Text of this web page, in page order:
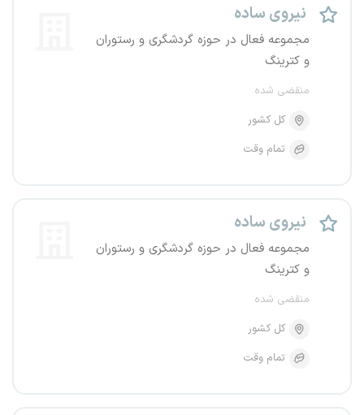
نیروی ساده
مجموعه فعال در حوزه گردشگری و رستوران
و کترینگ
منقضی شده
کل کشور
تمام وقت
نیروی ساده
مجموعه فعال در حوزه گردشگری و رستوران
و کترینگ
منقضی شده
کل کشور
تمام وقت